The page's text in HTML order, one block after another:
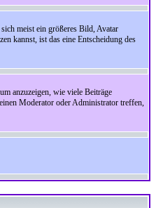
meist ein größeres Bild, Avatar
kannst, ist das eine Entscheidung des
anzuzeigen, wie viele Beiträge
Moderator oder Administrator treffen,